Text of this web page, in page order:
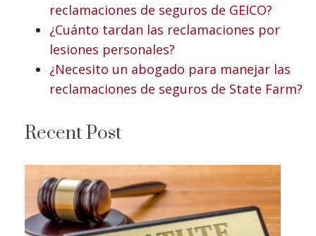
reclamaciones de seguros de GEICO?
¿Cuánto tardan las reclamaciones por
lesiones personales?
¿Necesito un abogado para manejar las
reclamaciones de seguros de State Farm?
Recent Post